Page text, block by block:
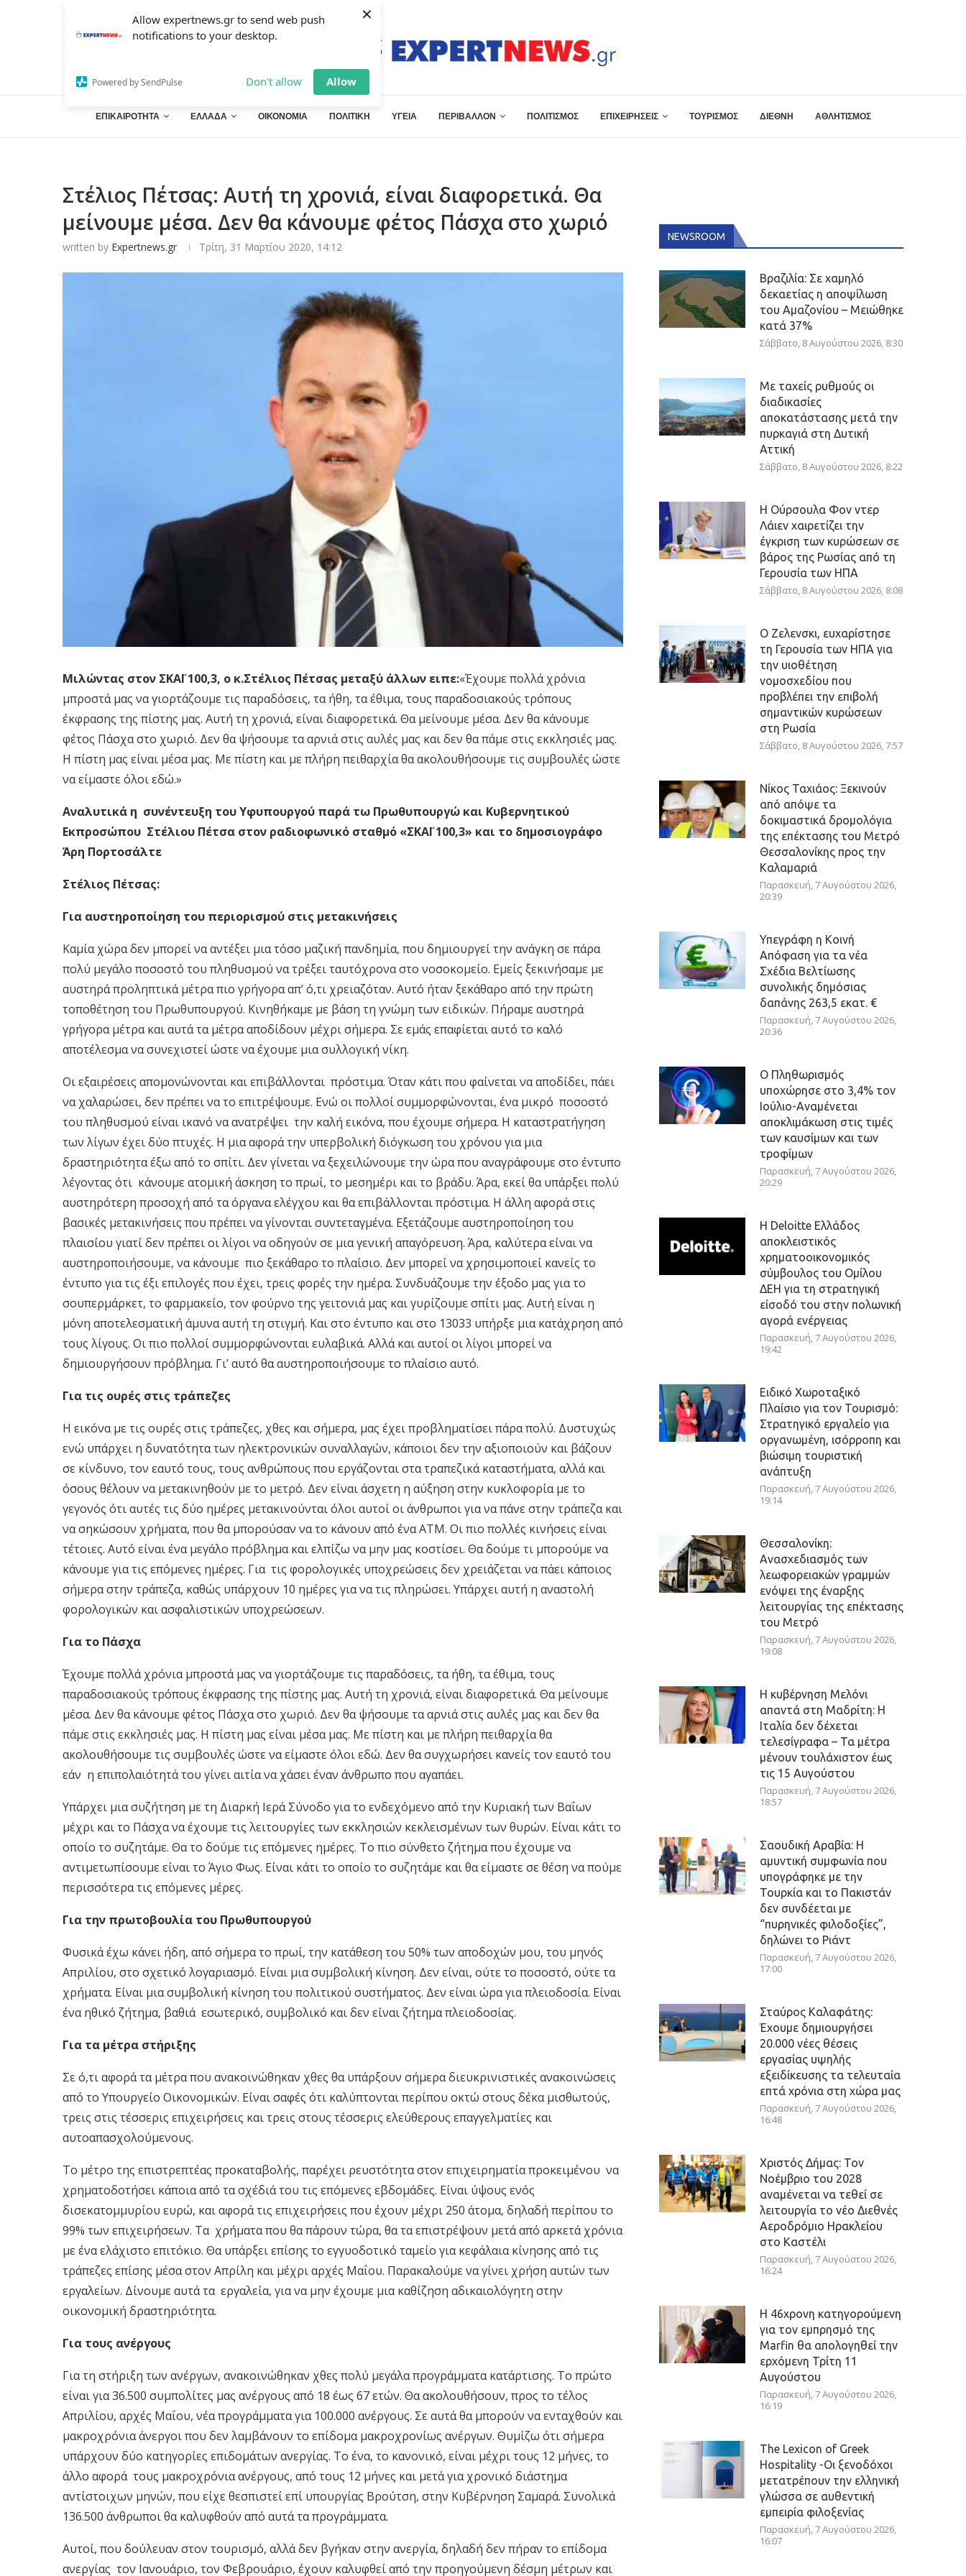
Allow expertnews.gr to send web push
notifications to your desktop.
Powered by SendPulse Don't allow Allow
×
ΕΠΙΚΑΙΡΟΤΗΤΑ ΕΛΛΑΔΑ ΟΙΚΟΝΟΜΙΑ ΠΟΛΙΤΙΚΗ ΥΓΕΙΑ ΠΕΡΙΒΑΛΛΟΝ ΠΟΛΙΤΙΣΜΟΣ ΕΠΙΧΕΙΡΗΣΕΙΣ ΤΟΥΡΙΣΜΟΣ ΔΙΕΘΝΗ ΑΘΛΗΤΙΣΜΟΣ
Στέλιος Πέτσας: Αυτή τη χρονιά, είναι διαφορετικά. Θα
μείνουμε μέσα. Δεν θα κάνουμε φέτος Πάσχα στο χωριό
written by Expertnews.gr Τρίτη, 31 Μαρτίου 2020, 14:12
Μιλώντας στον ΣΚΑΪ 100,3, ο κ.Στέλιος Πέτσας μεταξύ άλλων ειπε:«Έχουμε πολλά χρόνια
μπροστά μας να γιορτάζουμε τις παραδόσεις, τα ήθη, τα έθιμα, τους παραδοσιακούς τρόπους
έκφρασης της πίστης μας. Αυτή τη χρονιά, είναι διαφορετικά. Θα μείνουμε μέσα. Δεν θα κάνουμε
φέτος Πάσχα στο χωριό. Δεν θα ψήσουμε τα αρνιά στις αυλές μας και δεν θα πάμε στις εκκλησιές μας.
Η πίστη μας είναι μέσα μας. Με πίστη και με πλήρη πειθαρχία θα ακολουθήσουμε τις συμβουλές ώστε
να είμαστε όλοι εδώ.»
Αναλυτικά η συνέντευξη του Υφυπουργού παρά τω Πρωθυπουργώ και Κυβερνητικού
Εκπροσώπου Στέλιου Πέτσα στον ραδιοφωνικό σταθμό «ΣΚΑΪ 100,3» και το δημοσιογράφο
Άρη Πορτοσάλτε
Στέλιος Πέτσας:
Για αυστηροποίηση του περιορισμού στις μετακινήσεις
Καμία χώρα δεν μπορεί να αντέξει μια τόσο μαζική πανδημία, που δημιουργεί την ανάγκη σε πάρα
πολύ μεγάλο ποσοστό του πληθυσμού να τρέξει ταυτόχρονα στο νοσοκομείο. Εμείς ξεκινήσαμε με
αυστηρά προληπτικά μέτρα πιο γρήγορα απ’ ό,τι χρειαζόταν. Αυτό ήταν ξεκάθαρο από την πρώτη
τοποθέτηση του Πρωθυπουργού. Κινηθήκαμε με βάση τη γνώμη των ειδικών. Πήραμε αυστηρά
γρήγορα μέτρα και αυτά τα μέτρα αποδίδουν μέχρι σήμερα. Σε εμάς επαφίεται αυτό το καλό
αποτέλεσμα να συνεχιστεί ώστε να έχουμε μια συλλογική νίκη.
Οι εξαιρέσεις απομονώνονται και επιβάλλονται πρόστιμα. Όταν κάτι που φαίνεται να αποδίδει, πάει
να χαλαρώσει, δεν πρέπει να το επιτρέψουμε. Ενώ οι πολλοί συμμορφώνονται, ένα μικρό ποσοστό
του πληθυσμού είναι ικανό να ανατρέψει την καλή εικόνα, που έχουμε σήμερα. Η καταστρατήγηση
των λίγων έχει δύο πτυχές. Η μια αφορά την υπερβολική διόγκωση του χρόνου για μια
δραστηριότητα έξω από το σπίτι. Δεν γίνεται να ξεχειλώνουμε την ώρα που αναγράφουμε στο έντυπο
λέγοντας ότι κάνουμε ατομική άσκηση το πρωί, το μεσημέρι και το βράδυ. Άρα, εκεί θα υπάρξει πολύ
αυστηρότερη προσοχή από τα όργανα ελέγχου και θα επιβάλλονται πρόστιμα. Η άλλη αφορά στις
βασικές μετακινήσεις που πρέπει να γίνονται συντεταγμένα. Εξετάζουμε αυστηροποίηση του
πλαισίου γιατί δεν πρέπει οι λίγοι να οδηγούν σε μια γενική απαγόρευση. Άρα, καλύτερα είναι να
αυστηροποιήσουμε, να κάνουμε πιο ξεκάθαρο το πλαίσιο. Δεν μπορεί να χρησιμοποιεί κανείς το
έντυπο για τις έξι επιλογές που έχει, τρεις φορές την ημέρα. Συνδυάζουμε την έξοδο μας για το
σουπερμάρκετ, το φαρμακείο, τον φούρνο της γειτονιά μας και γυρίζουμε σπίτι μας. Αυτή είναι η
μόνη αποτελεσματική άμυνα αυτή τη στιγμή. Και στο έντυπο και στο 13033 υπήρξε μια κατάχρηση από
τους λίγους. Οι πιο πολλοί συμμορφώνονται ευλαβικά. Αλλά και αυτοί οι λίγοι μπορεί να
δημιουργήσουν πρόβλημα. Γι’ αυτό θα αυστηροποιήσουμε το πλαίσιο αυτό.
Για τις ουρές στις τράπεζες
Η εικόνα με τις ουρές στις τράπεζες, χθες και σήμερα, μας έχει προβληματίσει πάρα πολύ. Δυστυχώς
ενώ υπάρχει η δυνατότητα των ηλεκτρονικών συναλλαγών, κάποιοι δεν την αξιοποιούν και βάζουν
σε κίνδυνο, τον εαυτό τους, τους ανθρώπους που εργάζονται στα τραπεζικά καταστήματα, αλλά και
όσους θέλουν να μετακινηθούν με το μετρό. Δεν είναι άσχετη η αύξηση στην κυκλοφορία με το
γεγονός ότι αυτές τις δύο ημέρες μετακινούνται όλοι αυτοί οι άνθρωποι για να πάνε στην τράπεζα και
να σηκώσουν χρήματα, που θα μπορούσαν να το κάνουν από ένα ΑΤΜ. Οι πιο πολλές κινήσεις είναι
τέτοιες. Αυτό είναι ένα μεγάλο πρόβλημα και ελπίζω να μην μας κοστίσει. Θα δούμε τι μπορούμε να
κάνουμε για τις επόμενες ημέρες. Για τις φορολογικές υποχρεώσεις δεν χρειάζεται να πάει κάποιος
σήμερα στην τράπεζα, καθώς υπάρχουν 10 ημέρες για να τις πληρώσει. Υπάρχει αυτή η αναστολή
φορολογικών και ασφαλιστικών υποχρεώσεων.
Για το Πάσχα
Έχουμε πολλά χρόνια μπροστά μας να γιορτάζουμε τις παραδόσεις, τα ήθη, τα έθιμα, τους
παραδοσιακούς τρόπους έκφρασης της πίστης μας. Αυτή τη χρονιά, είναι διαφορετικά. Θα μείνουμε
μέσα. Δεν θα κάνουμε φέτος Πάσχα στο χωριό. Δεν θα ψήσουμε τα αρνιά στις αυλές μας και δεν θα
πάμε στις εκκλησιές μας. Η πίστη μας είναι μέσα μας. Με πίστη και με πλήρη πειθαρχία θα
ακολουθήσουμε τις συμβουλές ώστε να είμαστε όλοι εδώ. Δεν θα συγχωρήσει κανείς τον εαυτό του
εάν η επιπολαιότητά του γίνει αιτία να χάσει έναν άνθρωπο που αγαπάει.
Υπάρχει μια συζήτηση με τη Διαρκή Ιερά Σύνοδο για το ενδεχόμενο από την Κυριακή των Βαΐων
μέχρι και το Πάσχα να έχουμε τις λειτουργίες των εκκλησιών κεκλεισμένων των θυρών. Είναι κάτι το
οποίο το συζητάμε. Θα το δούμε τις επόμενες ημέρες. Το πιο σύνθετο ζήτημα που έχουμε να
αντιμετωπίσουμε είναι το Άγιο Φως. Είναι κάτι το οποίο το συζητάμε και θα είμαστε σε θέση να πούμε
περισσότερα τις επόμενες μέρες.
Για την πρωτοβουλία του Πρωθυπουργού
Φυσικά έχω κάνει ήδη, από σήμερα το πρωί, την κατάθεση του 50% των αποδοχών μου, του μηνός
Απριλίου, στο σχετικό λογαριασμό. Είναι μια συμβολική κίνηση. Δεν είναι, ούτε το ποσοστό, ούτε τα
χρήματα. Είναι μια συμβολική κίνηση του πολιτικού συστήματος. Δεν είναι ώρα για πλειοδοσία. Είναι
ένα ηθικό ζήτημα, βαθιά εσωτερικό, συμβολικό και δεν είναι ζήτημα πλειοδοσίας.
Για τα μέτρα στήριξης
Σε ό,τι αφορά τα μέτρα που ανακοινώθηκαν χθες θα υπάρξουν σήμερα διευκρινιστικές ανακοινώσεις
από το Υπουργείο Οικονομικών. Είναι σαφές ότι καλύπτονται περίπου οκτώ στους δέκα μισθωτούς,
τρεις στις τέσσερις επιχειρήσεις και τρεις στους τέσσερις ελεύθερους επαγγελματίες και
αυτοαπασχολούμενους.
Το μέτρο της επιστρεπτέας προκαταβολής, παρέχει ρευστότητα στον επιχειρηματία προκειμένου να
χρηματοδοτήσει κάποια από τα σχέδιά του τις επόμενες εβδομάδες. Είναι ύψους ενός
δισεκατομμυρίου ευρώ, και αφορά τις επιχειρήσεις που έχουν μέχρι 250 άτομα, δηλαδή περίπου το
99% των επιχειρήσεων. Τα χρήματα που θα πάρουν τώρα, θα τα επιστρέψουν μετά από αρκετά χρόνια
με ένα ελάχιστο επιτόκιο. Θα υπάρξει επίσης το εγγυοδοτικό ταμείο για κεφάλαια κίνησης από τις
τράπεζες επίσης μέσα στον Απρίλη και μέχρι αρχές Μαΐου. Παρακαλούμε να γίνει χρήση αυτών των
εργαλείων. Δίνουμε αυτά τα εργαλεία, για να μην έχουμε μια καθίζηση αδικαιολόγητη στην
οικονομική δραστηριότητα.
Για τους ανέργους
Για τη στήριξη των ανέργων, ανακοινώθηκαν χθες πολύ μεγάλα προγράμματα κατάρτισης. Το πρώτο
είναι για 36.500 συμπολίτες μας ανέργους από 18 έως 67 ετών. Θα ακολουθήσουν, προς το τέλος
Απριλίου, αρχές Μαΐου, νέα προγράμματα για 100.000 ανέργους. Σε αυτά θα μπορούν να ενταχθούν και
μακροχρόνια άνεργοι που δεν λαμβάνουν το επίδομα μακροχρονίως ανέργων. Θυμίζω ότι σήμερα
υπάρχουν δύο κατηγορίες επιδομάτων ανεργίας. Το ένα, το κανονικό, είναι μέχρι τους 12 μήνες, το
άλλο αφορά τους μακροχρόνια ανέργους, από τους 12 μήνες και μετά για χρονικό διάστημα
αντίστοιχων μηνών, που είχε θεσπιστεί επί υπουργίας Βρούτση, στην Κυβέρνηση Σαμαρά. Συνολικά
136.500 άνθρωποι θα καλυφθούν από αυτά τα προγράμματα.
Αυτοί, που δούλευαν στον τουρισμό, αλλά δεν βγήκαν στην ανεργία, δηλαδή δεν πήραν το επίδομα
ανεργίας τον Ιανουάριο, τον Φεβρουάριο, έχουν καλυφθεί από την προηγούμενη δέσμη μέτρων και
NEWSROOM
Βραζιλία: Σε χαμηλό
δεκαετίας η αποψίλωση
του Αμαζονίου – Μειώθηκε
κατά 37%
Σάββατο, 8 Αυγούστου 2026, 8:30
Με ταχείς ρυθμούς οι
διαδικασίες
αποκατάστασης μετά την
πυρκαγιά στη Δυτική
Αττική
Σάββατο, 8 Αυγούστου 2026, 8:22
Η Ούρσουλα Φον ντερ
Λάιεν χαιρετίζει την
έγκριση των κυρώσεων σε
βάρος της Ρωσίας από τη
Γερουσία των ΗΠΑ
Σάββατο, 8 Αυγούστου 2026, 8:08
Ο Ζελενσκι, ευχαρίστησε
τη Γερουσία των ΗΠΑ για
την υιοθέτηση
νομοσχεδίου που
προβλέπει την επιβολή
σημαντικών κυρώσεων
στη Ρωσία
Σάββατο, 8 Αυγούστου 2026, 7:57
Νίκος Ταχιάος: Ξεκινούν
από απόψε τα
δοκιμαστικά δρομολόγια
της επέκτασης του Μετρό
Θεσσαλονίκης προς την
Καλαμαριά
Παρασκευή, 7 Αυγούστου 2026,
20:39
Υπεγράφη η Κοινή
Απόφαση για τα νέα
Σχέδια Βελτίωσης
συνολικής δημόσιας
δαπάνης 263,5 εκατ. €
Παρασκευή, 7 Αυγούστου 2026,
20:36
Ο Πληθωρισμός
υποχώρησε στο 3,4% τον
Ιούλιο-Αναμένεται
αποκλιμάκωση στις τιμές
των καυσίμων και των
τροφίμων
Παρασκευή, 7 Αυγούστου 2026,
20:29
Η Deloitte Ελλάδος
αποκλειστικός
χρηματοοικονομικός
σύμβουλος του Ομίλου
ΔΕΗ για τη στρατηγική
είσοδό του στην πολωνική
αγορά ενέργειας
Παρασκευή, 7 Αυγούστου 2026,
19:42
Ειδικό Χωροταξικό
Πλαίσιο για τον Τουρισμό:
Στρατηγικό εργαλείο για
οργανωμένη, ισόρροπη και
βιώσιμη τουριστική
ανάπτυξη
Παρασκευή, 7 Αυγούστου 2026,
19:14
Θεσσαλονίκη:
Ανασχεδιασμός των
λεωφορειακών γραμμών
ενόψει της έναρξης
λειτουργίας της επέκτασης
του Μετρό
Παρασκευή, 7 Αυγούστου 2026,
19:08
Η κυβέρνηση Μελόνι
απαντά στη Μαδρίτη: Η
Ιταλία δεν δέχεται
τελεσίγραφα – Τα μέτρα
μένουν τουλάχιστον έως
τις 15 Αυγούστου
Παρασκευή, 7 Αυγούστου 2026,
18:57
Σαουδική Αραβία: Η
αμυντική συμφωνία που
υπογράφηκε με την
Τουρκία και το Πακιστάν
δεν συνδέεται με
“πυρηνικές φιλοδοξίες”,
δηλώνει το Ριάντ
Παρασκευή, 7 Αυγούστου 2026,
17:00
Σταύρος Καλαφάτης:
Έχουμε δημιουργήσει
20.000 νέες θέσεις
εργασίας υψηλής
εξειδίκευσης τα τελευταία
επτά χρόνια στη χώρα μας
Παρασκευή, 7 Αυγούστου 2026,
16:48
Χριστός Δήμας: Τον
Νοέμβριο του 2028
αναμένεται να τεθεί σε
λειτουργία το νέο Διεθνές
Αεροδρόμιο Ηρακλείου
στο Καστέλι
Παρασκευή, 7 Αυγούστου 2026,
16:24
Η 46χρονη κατηγορούμενη
για τον εμπρησμό της
Marfin θα απολογηθεί την
ερχόμενη Τρίτη 11
Αυγούστου
Παρασκευή, 7 Αυγούστου 2026,
16:19
The Lexicon of Greek
Hospitality -Οι ξενοδόχοι
μετατρέπουν την ελληνική
γλώσσα σε αυθεντική
εμπειρία φιλοξενίας
Παρασκευή, 7 Αυγούστου 2026,
16:07